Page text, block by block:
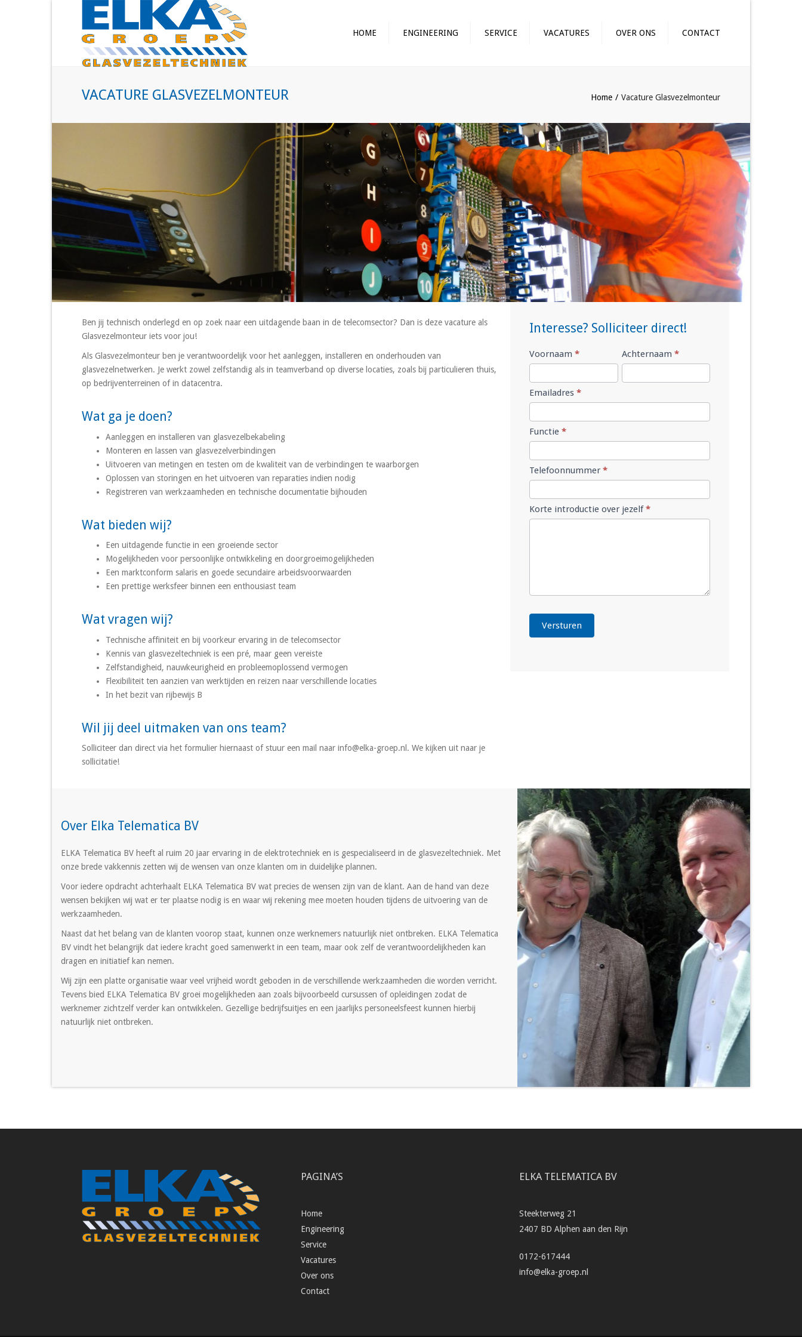
HOME ENGINEERING SERVICE VACATURES
GRONDMEDEWERKER
OVER ONS CONTACT
VACATURE GLASVEZELMONTEUR Home Vacature Glasvezelmonteur
Ben jij technisch onderlegd en op zoek naar een uitdagende baan in de telecomsector? Dan is deze vacature als
Glasvezelmonteur iets voor jou!
Als Glasvezelmonteur ben je verantwoordelijk voor het aanleggen, installeren en onderhouden van
glasvezelnetwerken. Je werkt zowel zelfstandig als in teamverband op diverse locaties, zoals bij particulieren thuis,
op bedrijventerreinen of in datacentra.
Wat ga je doen?
Aanleggen en installeren van glasvezelbekabeling
Monteren en lassen van glasvezelverbindingen
Uitvoeren van metingen en testen om de kwaliteit van de verbindingen te waarborgen
Oplossen van storingen en het uitvoeren van reparaties indien nodig
Registreren van werkzaamheden en technische documentatie bijhouden
Wat bieden wij?
Een uitdagende functie in een groeiende sector
Mogelijkheden voor persoonlijke ontwikkeling en doorgroeimogelijkheden
Een marktconform salaris en goede secundaire arbeidsvoorwaarden
Een prettige werksfeer binnen een enthousiast team
Wat vragen wij?
Technische affiniteit en bij voorkeur ervaring in de telecomsector
Kennis van glasvezeltechniek is een pré, maar geen vereiste
Zelfstandigheid, nauwkeurigheid en probleemoplossend vermogen
Flexibiliteit ten aanzien van werktijden en reizen naar verschillende locaties
In het bezit van rijbewijs B
Wil jij deel uitmaken van ons team?
Solliciteer dan direct via het formulier hiernaast of stuur een mail naar info@elka-groep.nl. We kijken uit naar je
sollicitatie!
Interesse? Solliciteer direct!
Vacature
Voornaam* Achternaam *
Emailadres*
Functie*
Telefoonnummer*
Korte introductie over jezelf*
Versturen
Over Elka Telematica BV
ELKA Telematica BV heeft al ruim 20 jaar ervaring in de elektrotechniek en is gespecialiseerd in de glasvezeltechniek. Met
onze brede vakkennis zetten wij de wensen van onze klanten om in duidelijke plannen.
Voor iedere opdracht achterhaalt ELKA Telematica BV wat precies de wensen zijn van de klant. Aan de hand van deze
wensen bekijken wij wat er ter plaatse nodig is en waar wij rekening mee moeten houden tijdens de uitvoering van de
werkzaamheden.
Naast dat het belang van de klanten voorop staat, kunnen onze werknemers natuurlijk niet ontbreken. ELKA Telematica
BV vindt het belangrijk dat iedere kracht goed samenwerkt in een team, maar ook zelf de verantwoordelijkheden kan
dragen en initiatief kan nemen.
Wij zijn een platte organisatie waar veel vrijheid wordt geboden in de verschillende werkzaamheden die worden verricht.
Tevens bied ELKA Telematica BV groei mogelijkheden aan zoals bijvoorbeeld cursussen of opleidingen zodat de
werknemer zichtzelf verder kan ontwikkelen. Gezellige bedrijfsuitjes en een jaarlijks personeelsfeest kunnen hierbij
natuurlijk niet ontbreken.
PAGINA’S
Home
Engineering
Service
Vacatures
Over ons
Contact
ELKA TELEMATICA BV
Steekterweg 21
2407 BD Alphen aan den Rijn
0172-617444
info@elka-groep.nl